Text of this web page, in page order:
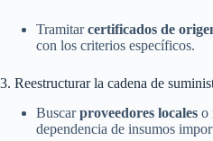
Tramitarcertificados de
con los criterios específicos.
3. Reestructurar la cadena de
Buscarproveedores locales o
dependencia de insumos